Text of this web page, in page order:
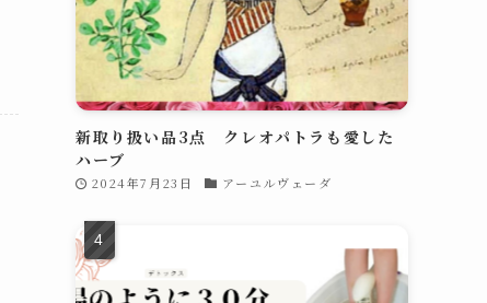
新取り扱い品3点 クレオパトラも愛した
ハーブ
2024年7月23日 アーユルヴェーダ